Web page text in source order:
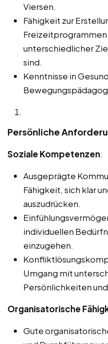
Viersen.
Fähigkeit zur
unterschiedlicher
sind.
Kenntnisse in
Persönliche
Soziale Kompetenzen:
Ausgeprägte
Fähigkeit, sich klar
auszudrücken.
individuellen
einzugehen.
Umgang mit
Persönlichkeiten
Organisatorische
Gute